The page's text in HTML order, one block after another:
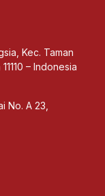
Kec. Taman
– Indonesia
No. A 23,